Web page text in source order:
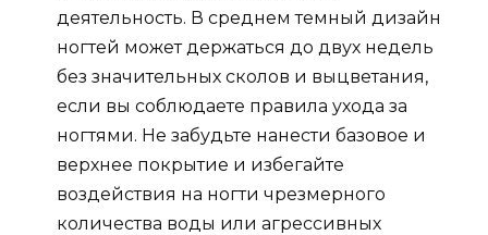
деятельность. В среднем темный дизайн
ногтей может держаться до двух недель
без значительных сколов и выцветания,
если вы соблюдаете правила ухода за
ногтями. Не забудьте нанести базовое и
верхнее покрытие и избегайте
воздействия на ногти чрезмерного
количества воды или агрессивных